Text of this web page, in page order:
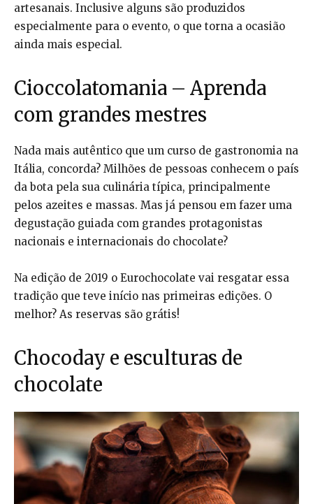
artesanais. Inclusive alguns são produzidos
especialmente para o evento, o que torna a ocasião
ainda mais especial.
Cioccolatomania – Aprenda
com grandes mestres
Nada mais autêntico que um curso de gastronomia na
Itália, concorda? Milhões de pessoas conhecem o país
da bota pela sua culinária típica, principalmente
pelos azeites e massas. Mas já pensou em fazer uma
degustação guiada com grandes protagonistas
nacionais e internacionais do chocolate?
Na edição de 2019 o Eurochocolate vai resgatar essa
tradição que teve início nas primeiras edições. O
melhor? As reservas são grátis!
Chocoday e esculturas de
chocolate